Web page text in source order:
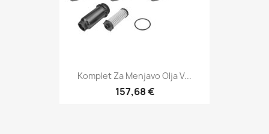
Komplet Za Menjavo Olja V...
157,68 €